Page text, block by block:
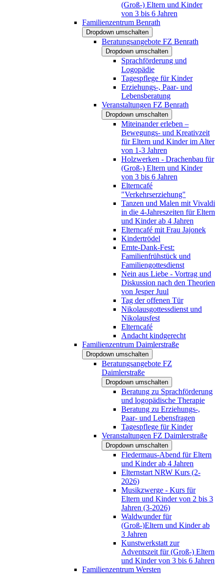
(Groß-) Eltern und Kinder
von 3 bis 6 Jahren
Familienzentrum Benrath
Dropdown umschalten
Beratungsangebote FZ Benrath
Dropdown umschalten
Sprachförderung und
Logopädie
Tagespflege für Kinder
Erziehungs-, Paar- und
Lebensberatung
Veranstaltungen FZ Benrath
Dropdown umschalten
Miteinander erleben –
Bewegungs- und Kreativzeit
für Eltern und Kinder im Alter
von 1-3 Jahren
Holzwerken - Drachenbau für
(Groß-) Eltern und Kinder
von 3 bis 6 Jahren
Elterncafé
"Verkehrserziehung"
Tanzen und Malen mit Vivaldi
in die 4-Jahreszeiten für Eltern
und Kinder ab 4 Jahren
Elterncafé mit Frau Jajonek
Kindertrödel
Ernte-Dank-Fest:
Familienfrühstück und
Familiengottesdienst
Nein aus Liebe - Vortrag und
Diskussion nach den Theorien
von Jesper Juul
Tag der offenen Tür
Nikolausgottessdienst und
Nikolausfest
Elterncafé
Andacht kindgerecht
Familienzentrum Daimlerstraße
Dropdown umschalten
Beratungsangebote FZ
Daimlerstraße
Dropdown umschalten
Beratung zu Sprachförderung
und logopädische Therapie
Beratung zu Erziehungs-,
Paar- und Lebensfragen
Tagespflege für Kinder
Veranstaltungen FZ Daimlerstraße
Dropdown umschalten
Fledermaus-Abend für Eltern
und Kinder ab 4 Jahren
Elternstart NRW Kurs (2-
2026)
Musikzwerge - Kurs für
Eltern und Kinder von 2 bis 3
Jahren (3-2026)
Waldwunder für
(Groß-)Eltern und Kinder ab
3 Jahren
Kunstwerkstatt zur
Adventszeit für (Groß-) Eltern
und Kinder von 3 bis 6 Jahren
Familienzentrum Wersten